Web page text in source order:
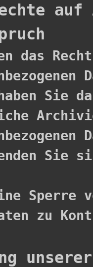
auf
das
haben Sie
Sie
Sperre
zu